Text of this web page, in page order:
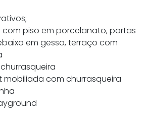
piso em porcelanato, portas
em gesso, terraço com
mobiliada com churrasqueira